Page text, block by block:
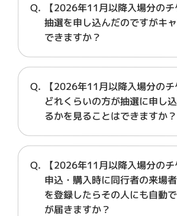
【2026年11月以降入場分のチ
抽選を申し込んだのですがキ
できますか？
【2026年11月以降入場分のチ
どれくらいの方が抽選に申し
るかを見ることはできますか？
【2026年11月以降入場分のチ
申込・購入時に同行者の来場
を登録したらその人にも自動
が届きますか？